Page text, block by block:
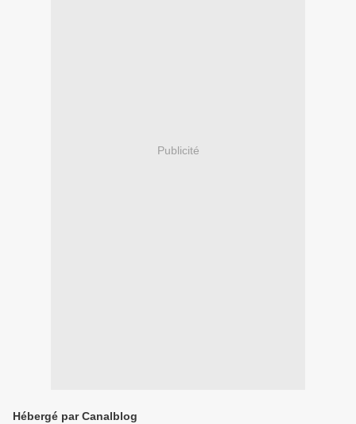
Publicité
Hébergé par Canalblog